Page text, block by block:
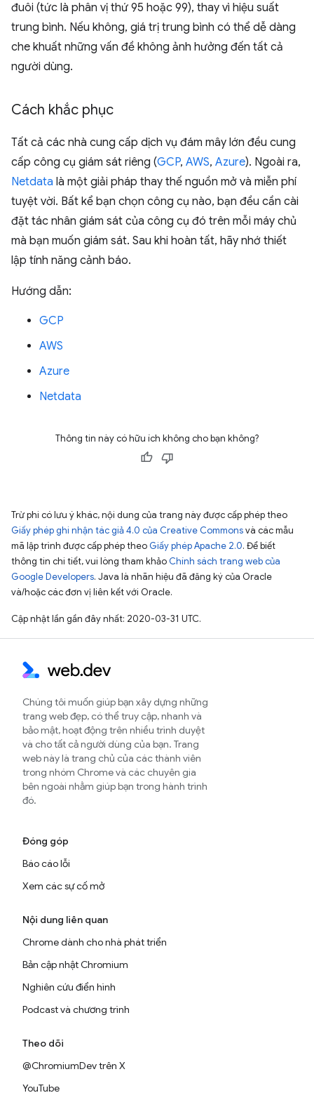
đuôi (tức là phân vị thứ 95 hoặc 99), thay vì hiệu suất
trung bình. Nếu không, giá trị trung bình có thể dễ dàng
che khuất những vấn đề không ảnh hưởng đến tất cả
người dùng.
Cách khắc phục
Tất cả các nhà cung cấp dịch vụ đám mây lớn đều cung
cấp công cụ giám sát riêng (GCP, AWS, Azure). Ngoài ra,
Netdata là một giải pháp thay thế nguồn mở và miễn phí
tuyệt vời. Bất kể bạn chọn công cụ nào, bạn đều cần cài
đặt tác nhân giám sát của công cụ đó trên mỗi máy chủ
mà bạn muốn giám sát. Sau khi hoàn tất, hãy nhớ thiết
lập tính năng cảnh báo.
Hướng dẫn:
GCP
AWS
Azure
Netdata
Thông tin này có hữu ích không cho bạn không?
Trừ phi có lưu ý khác, nội dung của trang này được cấp phép theo
Giấy phép ghi nhận tác giả 4.0 của Creative Commonsvà các mẫu
mã lập trình được cấp phép theo Giấy phép Apache 2.0. Để biết
thông tin chi tiết, vui lòng tham khảo Chính sách trang web của
Google Developers. Java là nhãn hiệu đã đăng ký của Oracle
và/hoặc các đơn vị liên kết với Oracle.
Cập nhật lần gần đây nhất: 2020-03-31 UTC.
Chúng tôi muốn giúp bạn xây dựng những
trang web đẹp, có thể truy cập, nhanh và
bảo mật, hoạt động trên nhiều trình duyệt
và cho tất cả người dùng của bạn. Trang
web này là trang chủ của các thành viên
trong nhóm Chrome và các chuyên gia
bên ngoài nhằm giúp bạn trong hành trình
đó.
Đóng góp
Báo cáo lỗi
Xem các sự cố mở
Nội dung liên quan
Chrome dành cho nhà phát triển
Bản cập nhật Chromium
Nghiên cứu điển hình
Podcast và chương trình
Theo dõi
@ChromiumDev trên X
YouTube